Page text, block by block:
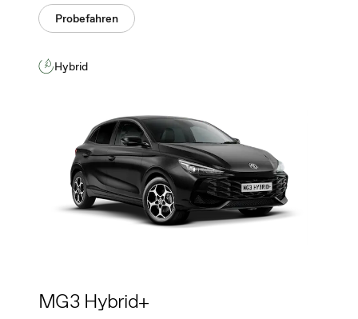
Probefahren
Hybrid
MG3 Hybrid+